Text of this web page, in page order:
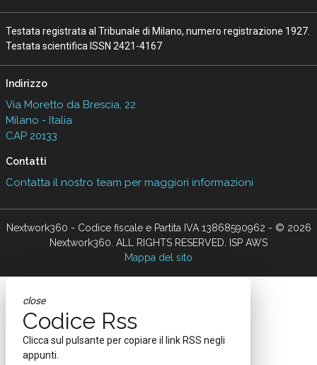
Testata registrata al Tribunale di Milano, numero registrazione 1927.
Testata scientifica ISSN 2421-4167
Indirizzo
Via Moretto da Brescia, 22
Milano - Italia
CAP 20133
Contatti
Contatta il nostro team per maggiori informazioni
Nextwork360 - Codice fiscale e Partita IVA 13868590962 - © 2026
Nextwork360. ALL RIGHTS RESERVED. ISP AWS
Mappa del sito
close
Codice Rss
Clicca sul pulsante per copiare il link RSS negli
appunti.